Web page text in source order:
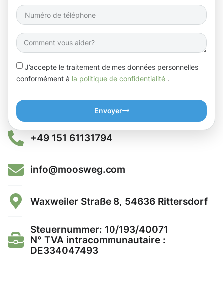
J’accepte le traitement de mes données personnelles
conformément à la politique de confidentialité .
Envoyer
+49 151 61131794
info@moosweg.com
Waxweiler Straße 8, 54636 Rittersdorf
Steuernummer: 10/193/40071
N° TVA intracommunautaire :
DE334047493